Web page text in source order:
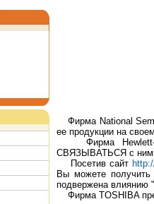
Фирма National
ее продукции на
Фирма Hewlett-
СВЯЗЫВАТЬСЯ с ними
Посетив сайт
Вы можете
подвержена влиянию
Фирма TOSHIBA